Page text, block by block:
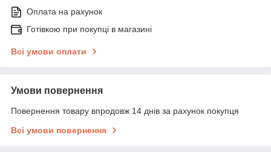
Оплата на рахунок
Готівкою при покупці в магазині
Всі умови оплати
Умови повернення
Повернення товару впродовж 14 днів за рахунок покупця
Всі умови повернення